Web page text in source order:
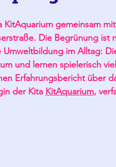
gemeinsam
Die Begrünung ist
im Alltag:
und lernen spielerisch
Erfahrungsbericht über
der Kita KitAquarium,